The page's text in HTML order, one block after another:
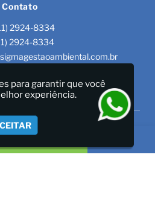
Contato
2924-8334
2924-8334
Paulo / SP
LICENÇAS AMBIENTAIS/GESTÃO
para garantir que você
experiência.